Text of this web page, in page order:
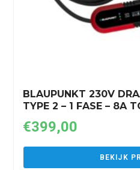
BLAUPUNKT 230V
TYPE 2 – 1 FASE – 8A
€399,00
BEKIJK